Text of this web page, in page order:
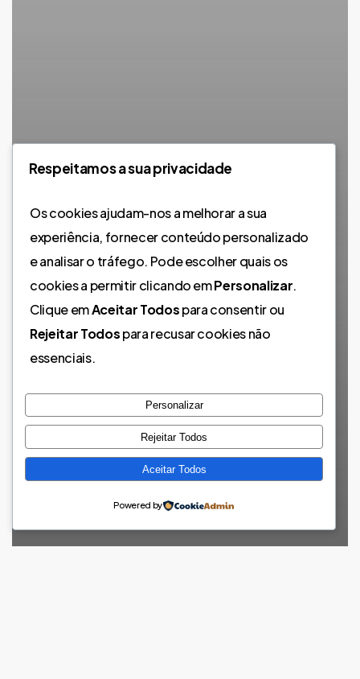
Respeitamos a sua privacidade
Os cookies ajudam-nos a melhorar a sua
experiência, fornecer conteúdo personalizado
e analisar o tráfego. Pode escolher quais os
cookies a permitir clicando emPersonalizar.
Clique emAceitar Todospara consentir ou
Rejeitar Todospara recusar cookies não
essenciais.
Personalizar
Rejeitar Todos
Aceitar Todos
Powered by